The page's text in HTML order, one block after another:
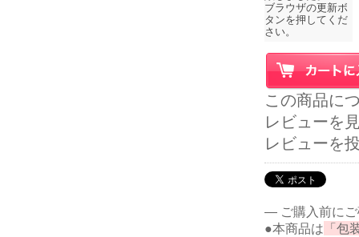
この商品に
レビューを
レビューを
― ご購入前に
●本商品は 「包